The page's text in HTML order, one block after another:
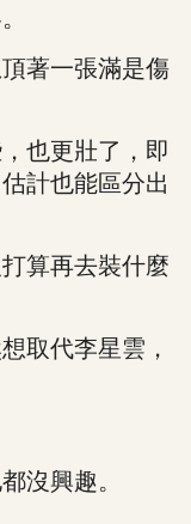
著一張滿是傷
也更壯了，即
計也能區分出
算再去裝什麼
取代李星雲，
沒興趣。